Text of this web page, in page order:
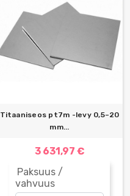
Titaaniseos pt7m -levy 0,5–20
mm...
3 631,97 €
Paksuus /
vahvuus